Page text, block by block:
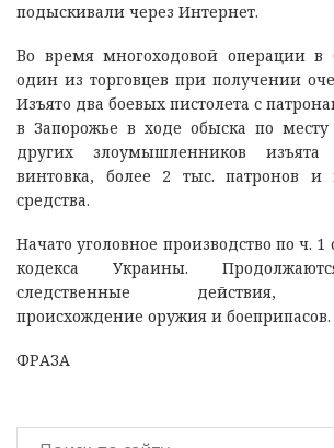
подыскивали через Интернет.
Во время многоходовой операции в
один из торговцев при получении
Изъято два боевых пистолета с
в Запорожье в ходе обыска по месту
других злоумышленников изъята
винтовка, более 2 тыс. патронов и
средства.
Начато уголовное производство по ч. 1
кодекса Украины.
следственные действия,
происхождение оружия и боеприпасов.
ФРАЗА